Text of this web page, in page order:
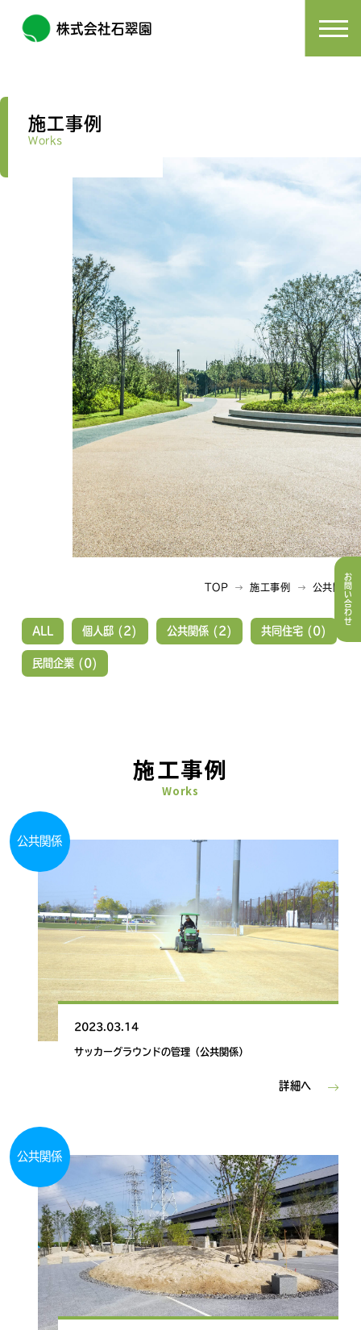
株式会社石翠園
お問い合わせ
施工事例
Works
TOP → 施工事例 → 公共関係
ALL 個人邸 (2) 公共関係 (2) 共同住宅 (0)
民間企業 (0)
施工事例
Works
公共関係
2023.03.14
サッカーグラウンドの管理（公共関係）
詳細へ
公共関係